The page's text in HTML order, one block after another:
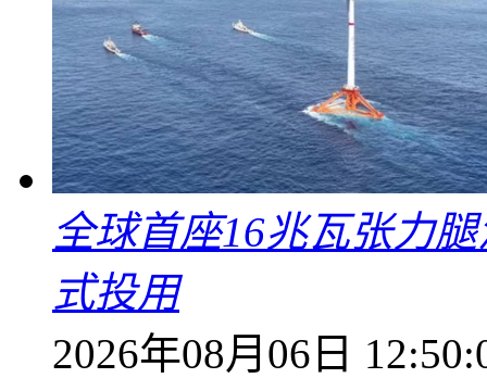
全球首座16兆瓦张力
式投用
2026年08月06日